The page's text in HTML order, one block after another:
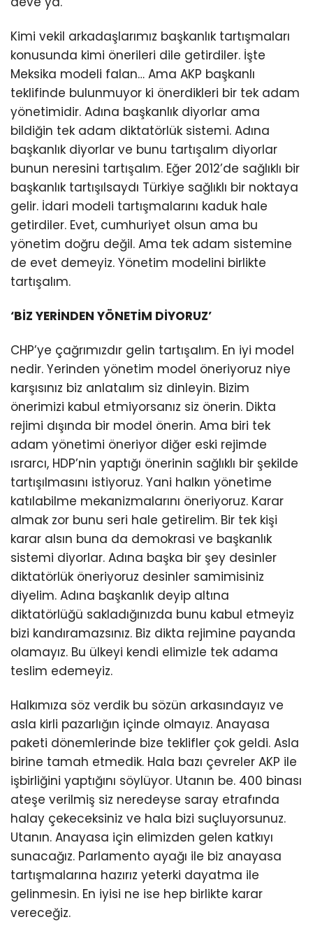
Kimi vekil arkadaşlarımız başkanlık tartışmaları
konusunda kimi önerileri dile getirdiler. İşte
Meksika modeli falan… Ama AKP başkanlı
teklifinde bulunmuyor ki önerdikleri bir tek adam
yönetimidir. Adına başkanlık diyorlar ama
bildiğin tek adam diktatörlük sistemi. Adına
başkanlık diyorlar ve bunu tartışalım diyorlar
bunun neresini tartışalım. Eğer 2012’de sağlıklı bir
başkanlık tartışılsaydı Türkiye sağlıklı bir noktaya
gelir. İdari modeli tartışmalarını kaduk hale
getirdiler. Evet, cumhuriyet olsun ama bu
yönetim doğru değil. Ama tek adam sistemine
de evet demeyiz. Yönetim modelini birlikte
tartışalım.
‘BİZ YERİNDEN YÖNETİM DİYORUZ’
CHP’ye çağrımızdır gelin tartışalım. En iyi model
nedir. Yerinden yönetim model öneriyoruz niye
karşısınız biz anlatalım siz dinleyin. Bizim
önerimizi kabul etmiyorsanız siz önerin. Dikta
rejimi dışında bir model önerin. Ama biri tek
adam yönetimi öneriyor diğer eski rejimde
ısrarcı, HDP’nin yaptığı önerinin sağlıklı bir şekilde
tartışılmasını istiyoruz. Yani halkın yönetime
katılabilme mekanizmalarını öneriyoruz. Karar
almak zor bunu seri hale getirelim. Bir tek kişi
karar alsın buna da demokrasi ve başkanlık
sistemi diyorlar. Adına başka bir şey desinler
diktatörlük öneriyoruz desinler samimisiniz
diyelim. Adına başkanlık deyip altına
diktatörlüğü sakladığınızda bunu kabul etmeyiz
bizi kandıramazsınız. Biz dikta rejimine payanda
olamayız. Bu ülkeyi kendi elimizle tek adama
teslim edemeyiz.
Halkımıza söz verdik bu sözün arkasındayız ve
asla kirli pazarlığın içinde olmayız. Anayasa
paketi dönemlerinde bize teklifler çok geldi. Asla
birine tamah etmedik. Hala bazı çevreler AKP ile
işbirliğini yaptığını söylüyor. Utanın be. 400 binası
ateşe verilmiş siz neredeyse saray etrafında
halay çekeceksiniz ve hala bizi suçluyorsunuz.
Utanın. Anayasa için elimizden gelen katkıyı
sunacağız. Parlamento ayağı ile biz anayasa
tartışmalarına hazırız yeterki dayatma ile
gelinmesin. En iyisi ne ise hep birlikte karar
vereceğiz.